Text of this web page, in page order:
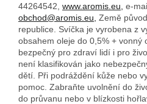
44264542, www.aromis.eu, e-
obchod@aromis.eu, Země
republice. Svíčka je vyrobena z
obsahem oleje do 0,5% + vonný
bezpečný pro zdraví lidí i pro
není klasifikován jako
dětí. Při podráždění kůže nebo
pomoc. Zabraňte uvolnění do
do průvanu nebo v blízkosti